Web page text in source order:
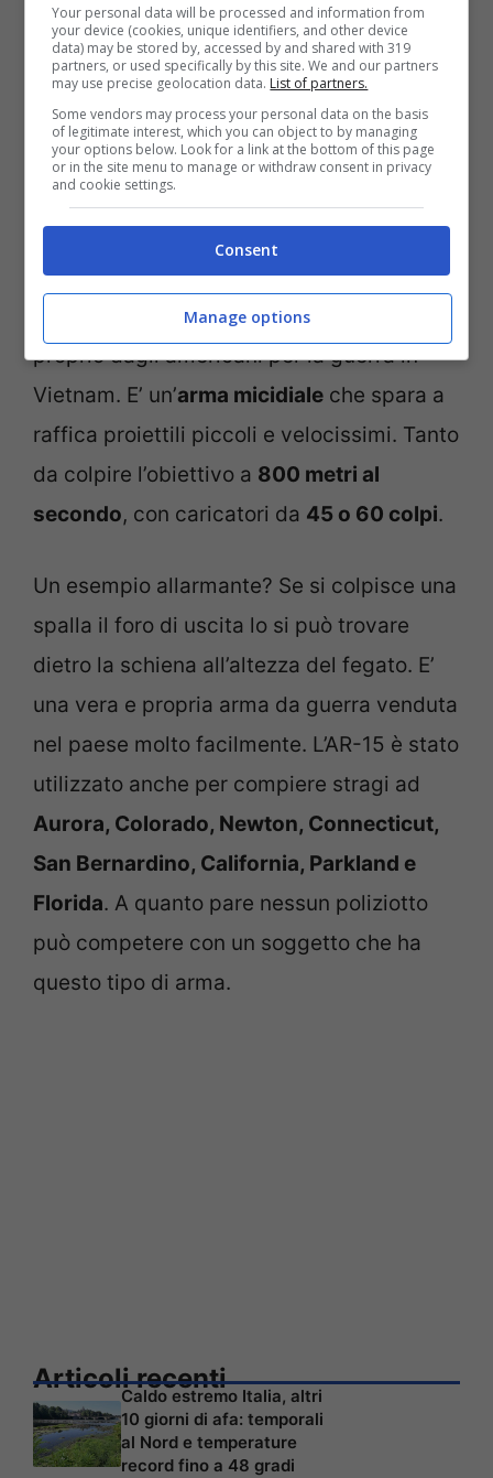
AR-15 (screenshot video YouTube)
Proprio in quella scuola è stata utilizzata
l’arma che, in questi dieci anni, è molto
usata e venduta. Si tratta dell’
cosa è? Si tratta di un fucile
semiautomatico che è stato progettato
proprio dagli americani per la guerra in
Vietnam. E’ un’arma micidiale che spara a
raffica proiettili piccoli e velocissimi. Tanto
da colpire l’obiettivo a 800 metri al
secondo, con caricatori da 45 o 60 colpi.
Un esempio allarmante? Se si colpisce una
spalla il foro di uscita lo si può trovare
dietro la schiena all’altezza del fegato. E’
una vera e propria arma da guerra venduta
nel paese molto facilmente. L’AR-15 è stato
utilizzato anche per compiere stragi ad
Aurora, Colorado, Newton, Connecticut,
San Bernardino, California, Parkland e
Florida. A quanto pare nessun poliziotto
può competere con un soggetto che ha
questo tipo di arma.
Articoli recenti
Caldo estremo Italia, altri
10 giorni di afa: temporali
al Nord e temperature
record fino a 48 gradi
Your personal data will be processed and information from
your device (cookies, unique identifiers, and other device
data) may be stored by, accessed by and shared with 319
partners, or used specifically by this site. We and our partners
may use precise geolocation data. List of partners.
Some vendors may process your personal data on the basis
of legitimate interest, which you can object to by managing
your options below. Look for a link at the bottom of this page
or in the site menu to manage or withdraw consent in privacy
and cookie settings.
Consent
Manage options